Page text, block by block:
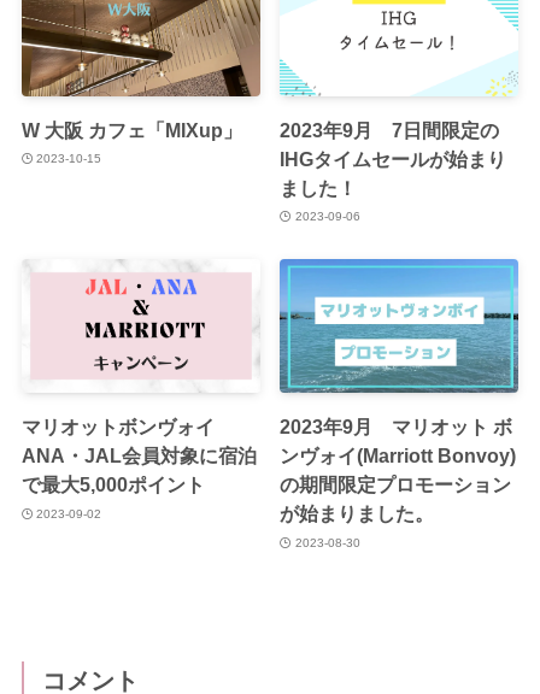
W 大阪 カフェ「MIXup」
2023-10-15
2023年9月 7日間限定の
IHGタイムセールが始まり
ました！
2023-09-06
マリオットボンヴォイ
ANA・JAL会員対象に宿泊
で最大5,000ポイント
2023-09-02
2023年9月 マリオット ボ
ンヴォイ(Marriott Bonvoy)
の期間限定プロモーション
が始まりました。
2023-08-30
コメント